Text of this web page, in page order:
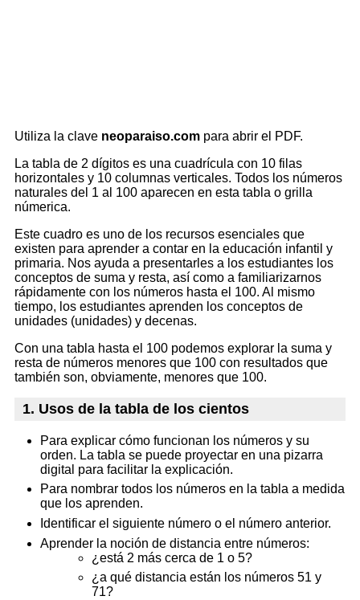
Utiliza la clave neoparaiso.com para abrir el PDF.
La tabla de 2 dígitos es una cuadrícula con 10 filas
horizontales y 10 columnas verticales. Todos los números
naturales del 1 al 100 aparecen en esta tabla o grilla
númerica.
Este cuadro es uno de los recursos esenciales que
existen para aprender a contar en la educación infantil y
primaria. Nos ayuda a presentarles a los estudiantes los
conceptos de suma y resta, así como a familiarizarnos
rápidamente con los números hasta el 100. Al mismo
tiempo, los estudiantes aprenden los conceptos de
unidades (unidades) y decenas.
Con una tabla hasta el 100 podemos explorar la suma y
resta de números menores que 100 con resultados que
también son, obviamente, menores que 100.
1. Usos de la tabla de los cientos
Para explicar cómo funcionan los números y su
orden. La tabla se puede proyectar en una pizarra
digital para facilitar la explicación.
Para nombrar todos los números en la tabla a medida
que los aprenden.
Identificar el siguiente número o el número anterior.
Aprender la noción de distancia entre números:
¿está 2 más cerca de 1 o 5?
¿a qué distancia están los números 51 y
71?